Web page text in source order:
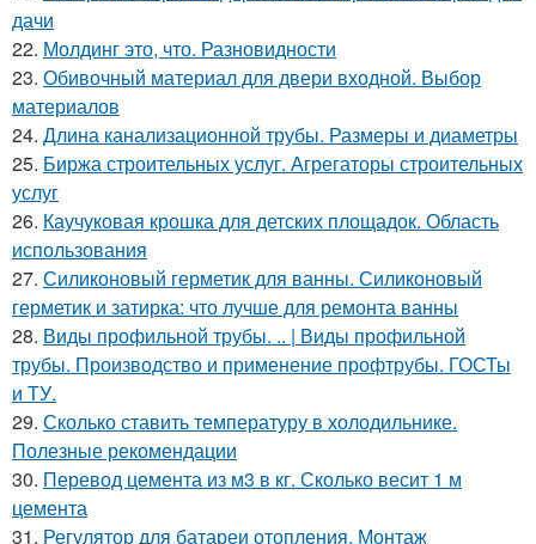
дачи
22. Молдинг это, что. Разновидности
23. Обивочный материал для двери входной. Выбор
материалов
24. Длина канализационной трубы. Размеры и диаметры
25. Биржа строительных услуг. Агрегаторы строительных
услуг
26. Каучуковая крошка для детских площадок. Область
использования
27. Силиконовый герметик для ванны. Силиконовый
герметик и затирка: что лучше для ремонта ванны
28. Виды профильной трубы. .. | Виды профильной
трубы. Производство и применение профтрубы. ГОСТы
и ТУ.
29. Сколько ставить температуру в холодильнике.
Полезные рекомендации
30. Перевод цемента из м3 в кг. Сколько весит 1 м
цемента
31. Регулятор для батареи отопления. Монтаж